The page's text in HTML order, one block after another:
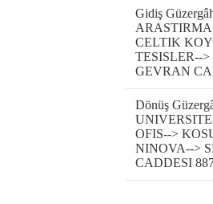
Gidiş
CELTIK
TESISLER--
GEVRAN
Dönüş
OFIS-->
NINOVA-->
CADDESI